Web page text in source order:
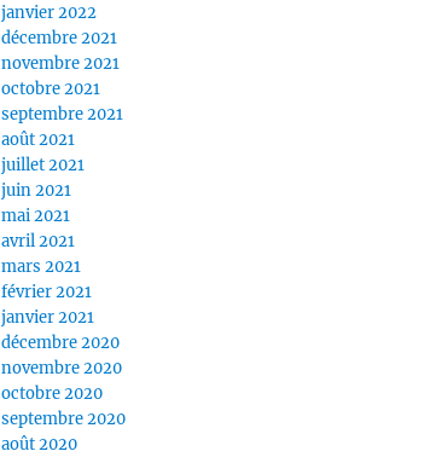
janvier 2022
décembre 2021
novembre 2021
octobre 2021
septembre 2021
août 2021
juillet 2021
juin 2021
mai 2021
avril 2021
mars 2021
février 2021
janvier 2021
décembre 2020
novembre 2020
octobre 2020
septembre 2020
août 2020